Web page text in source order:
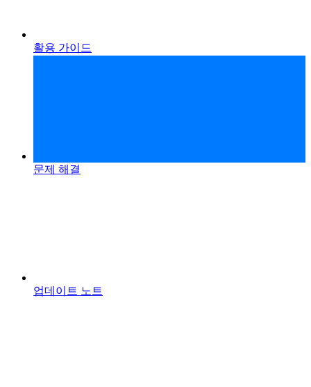
활용 가이드
문제 해결
업데이트 노트